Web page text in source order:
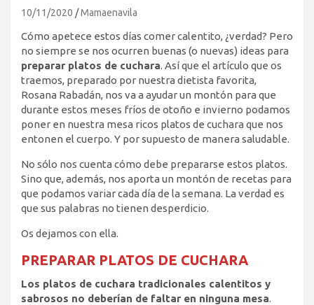
10/11/2020 Mamaenavila
Cómo apetece estos días comer calentito, ¿verdad? Pero
no siempre se nos ocurren buenas (o nuevas) ideas para
preparar platos de cuchara. Así que el artículo que os
traemos, preparado por nuestra dietista favorita,
Rosana Rabadán, nos va a ayudar un montón para que
durante estos meses fríos de otoño e invierno podamos
poner en nuestra mesa ricos platos de cuchara que nos
entonen el cuerpo. Y por supuesto de manera saludable.
No sólo nos cuenta cómo debe prepararse estos platos.
Sino que, además, nos aporta un montón de recetas para
que podamos variar cada día de la semana. La verdad es
que sus palabras no tienen desperdicio.
Os dejamos con ella.
PREPARAR PLATOS DE CUCHARA
Los platos de cuchara tradicionales calentitos y
sabrosos no deberían de faltar en ninguna mesa.